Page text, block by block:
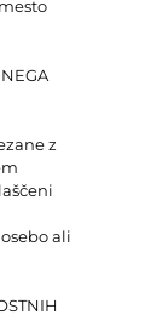
z
ali